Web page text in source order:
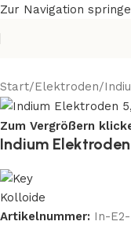
Zur Navigation
Start/Elektroden/
Zum Vergrößern
Indium
Artikelnummer: In-